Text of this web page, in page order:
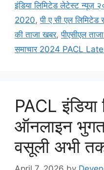
इंडिया लिमिटेड लेटेस्ट न्यूज़
2020,पी ए सी एल लिमिटेड
की ताजा खबर,पीएसीएल
समाचार 2024 PACL
PACL इंडिया
ऑनलाइन
वसूली अभी